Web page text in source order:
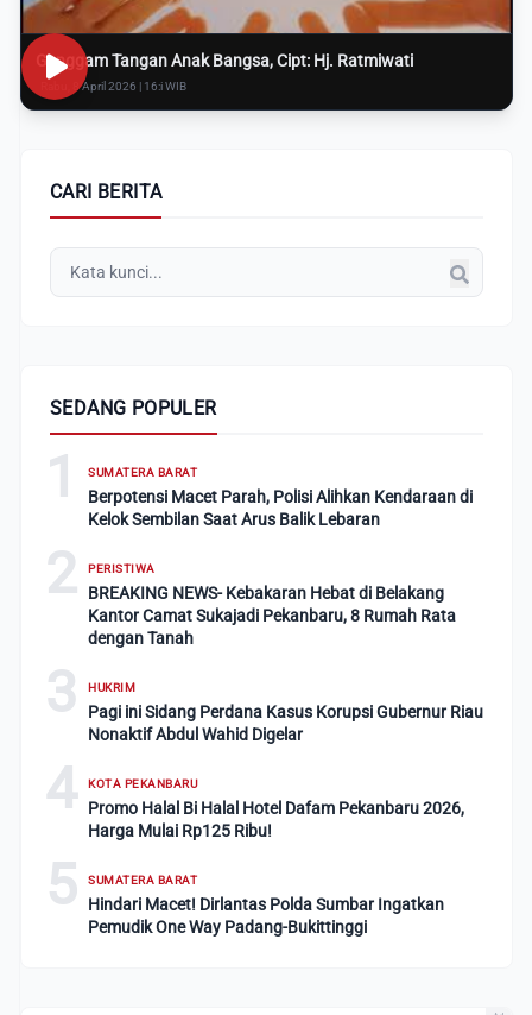
Genggam Tangan Anak Bangsa, Cipt: Hj. Ratmiwati
Rabu, 8 April 2026 | 16:i WIB
CARI BERITA
SEDANG POPULER
1 SUMATERA BARAT
Berpotensi Macet Parah, Polisi Alihkan Kendaraan di
Kelok Sembilan Saat Arus Balik Lebaran
2 PERISTIWA
BREAKING NEWS- Kebakaran Hebat di Belakang
Kantor Camat Sukajadi Pekanbaru, 8 Rumah Rata
dengan Tanah
3 HUKRIM
Pagi ini Sidang Perdana Kasus Korupsi Gubernur Riau
Nonaktif Abdul Wahid Digelar
4 KOTA PEKANBARU
Promo Halal Bi Halal Hotel Dafam Pekanbaru 2026,
Harga Mulai Rp125 Ribu!
5 SUMATERA BARAT
Hindari Macet! Dirlantas Polda Sumbar Ingatkan
Pemudik One Way Padang-Bukittinggi